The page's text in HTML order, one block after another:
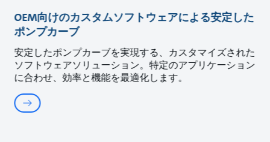
OEM向けのカスタムソフトウェアによる安定した
ポンプカーブ
安定したポンプカーブを実現する、カスタマイズされた
ソフトウェアソリューション。特定のアプリケーション
に合わせ、効率と機能を最適化します。